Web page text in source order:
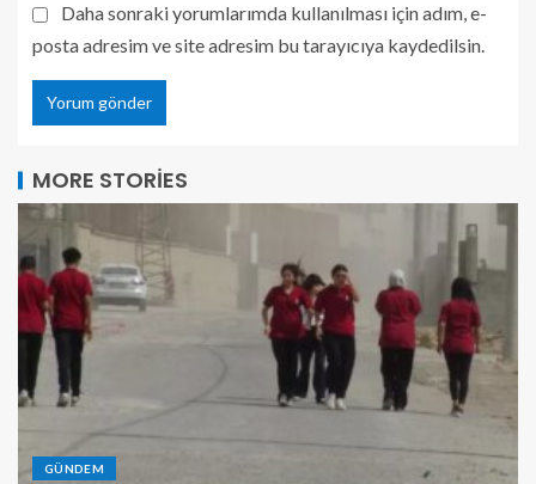
Daha sonraki yorumlarımda kullanılması için adım, e-
posta adresim ve site adresim bu tarayıcıya kaydedilsin.
MORE STORIES
GÜNDEM